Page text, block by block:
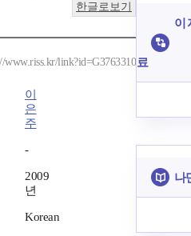
한글로보기
www.riss.kr/link?id=G3763310
이
은
주
-
2009
년
Korean
이
료
나